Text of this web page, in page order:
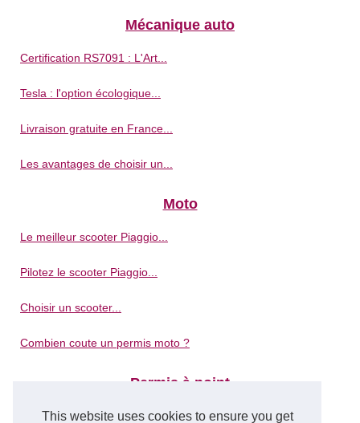
This website uses cookies to ensure you get
Mécanique auto
Certification RS7091 : L'Art...
Tesla : l'option écologique...
Livraison gratuite en France...
Les avantages de choisir un...
Moto
Le meilleur scooter Piaggio...
Pilotez le scooter Piaggio...
Choisir un scooter...
Combien coute un permis moto ?
Permis à point
Stages de récupération de...